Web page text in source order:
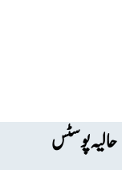
حالیہ پوسٹس